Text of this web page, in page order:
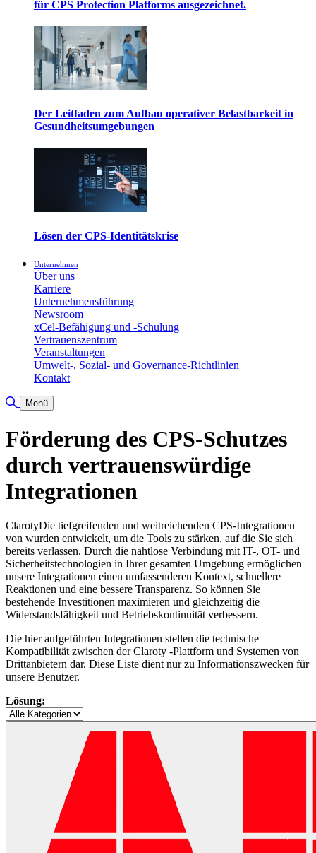
für CPS Protection Platforms ausgezeichnet.
Der Leitfaden zum Aufbau operativer Belastbarkeit in
Gesundheitsumgebungen
Lösen der CPS-Identitätskrise
Unternehmen
Über uns
Karriere
Unternehmensführung
Newsroom
xCel-Befähigung und -Schulung
Vertrauenszentrum
Veranstaltungen
Umwelt-, Sozial- und Governance-Richtlinien
Kontakt
Suche umschalten
Menü
Förderung des CPS-Schutzes
durch vertrauenswürdige
Integrationen
ClarotyDie tiefgreifenden und weitreichenden CPS-Integrationen
von wurden entwickelt, um die Tools zu stärken, auf die Sie sich
bereits verlassen. Durch die nahtlose Verbindung mit IT-, OT- und
Sicherheitstechnologien in Ihrer gesamten Umgebung ermöglichen
unsere Integrationen einen umfassenderen Kontext, schnellere
Reaktionen und eine bessere Transparenz. So können Sie
bestehende Investitionen maximieren und gleichzeitig die
Widerstandsfähigkeit und Betriebskontinuität verbessern.
Die hier aufgeführten Integrationen stellen die technische
Kompatibilität zwischen der Claroty -Plattform und Systemen von
Drittanbietern dar. Diese Liste dient nur zu Informationszwecken für
unsere Benutzer.
Lösung: